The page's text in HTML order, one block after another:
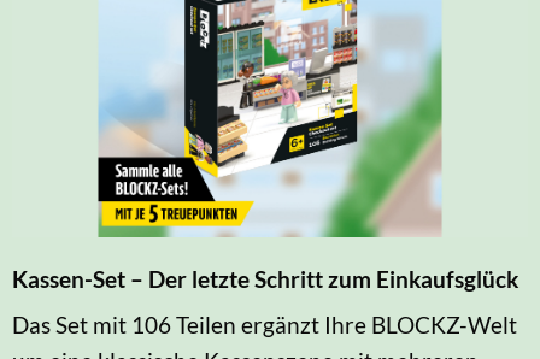
Kassen-Set – Der letzte Schritt zum Einkaufsglück
Das Set mit 106 Teilen ergänzt Ihre BLOCKZ-Welt